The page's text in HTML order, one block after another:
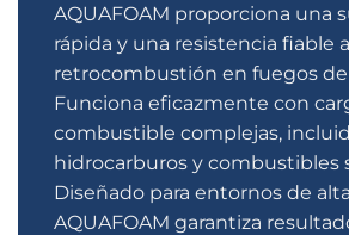
AQUAFOAM proporciona una
rápida y una resistencia fiable
retrocombustión en fuegos de
Funciona eficazmente con
combustible complejas,
hidrocarburos y combustibles
Diseñado para entornos de
AQUAFOAM garantiza